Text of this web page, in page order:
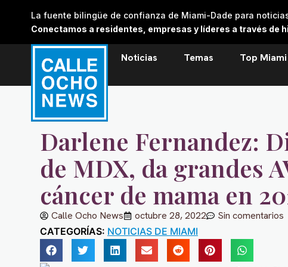
La fuente bilingüe de confianza de Miami-Dade para
Conectamos a residentes, empresas y líderes a través de
Noticias Temas Top Miami
Darlene Fernandez:
de MDX, da grandes
cáncer de mama en
Calle Ocho News octubre 28, 2022 Sin comentarios
CATEGORÍAS: NOTICIAS DE MIAMI